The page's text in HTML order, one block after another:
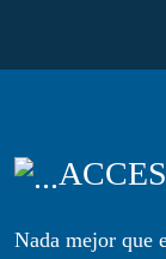
Nada mejor que